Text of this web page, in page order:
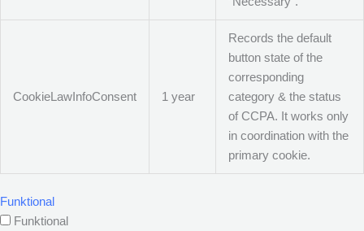
CookieLawInfoConsent 1 year
Records the default
button state of the
corresponding
category & the status
of CCPA. It works only
in coordination with the
primary cookie.
Funktional
Funktional